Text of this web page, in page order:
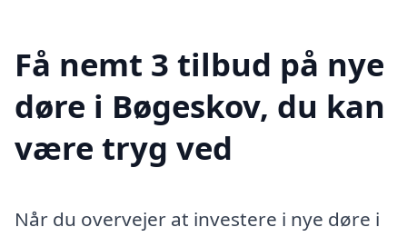
Få nemt 3 tilbud på nye
døre i Bøgeskov, du kan
være tryg ved
Når du overvejer at investere i nye døre i